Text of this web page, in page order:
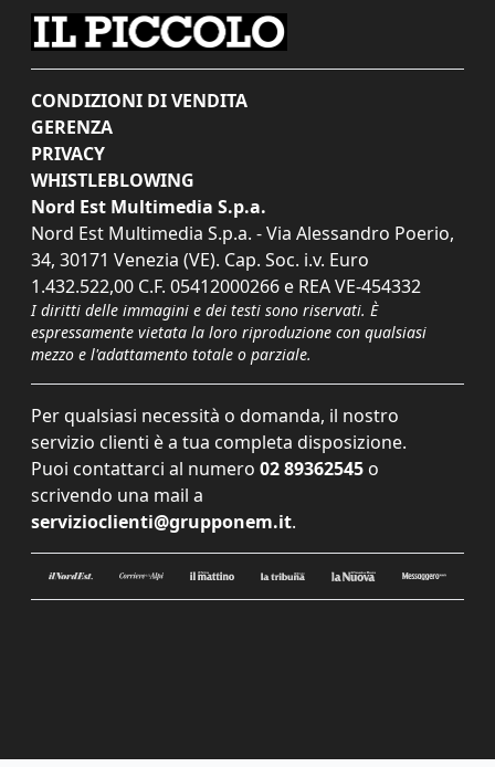
CONDIZIONI DI VENDITA
GERENZA
PRIVACY
WHISTLEBLOWING
Nord Est Multimedia S.p.a.
Nord Est Multimedia S.p.a. - Via Alessandro Poerio,
34, 30171 Venezia (VE). Cap. Soc. i.v. Euro
1.432.522,00 C.F. 05412000266 e REA VE-454332
I diritti delle immagini e dei testi sono riservati. È
espressamente vietata la loro riproduzione con qualsiasi
mezzo e l'adattamento totale o parziale.
Per qualsiasi necessità o domanda, il nostro
servizio clienti è a tua completa disposizione.
Puoi contattarci al numero 02 89362545 o
scrivendo una mail a
servizioclienti@grupponem.it.